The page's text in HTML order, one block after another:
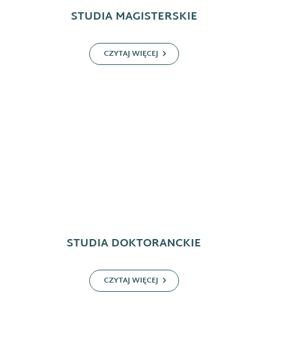
STUDIA MAGISTERSKIE
CZYTAJ WIĘCEJ
STUDIA DOKTORANCKIE
CZYTAJ WIĘCEJ